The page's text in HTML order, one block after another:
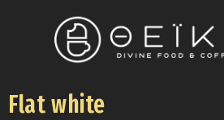
Flat white